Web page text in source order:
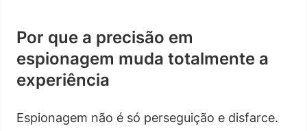
Por que a precisão em
espionagem muda totalmente a
experiência
Espionagem não é só perseguição e disfarce.